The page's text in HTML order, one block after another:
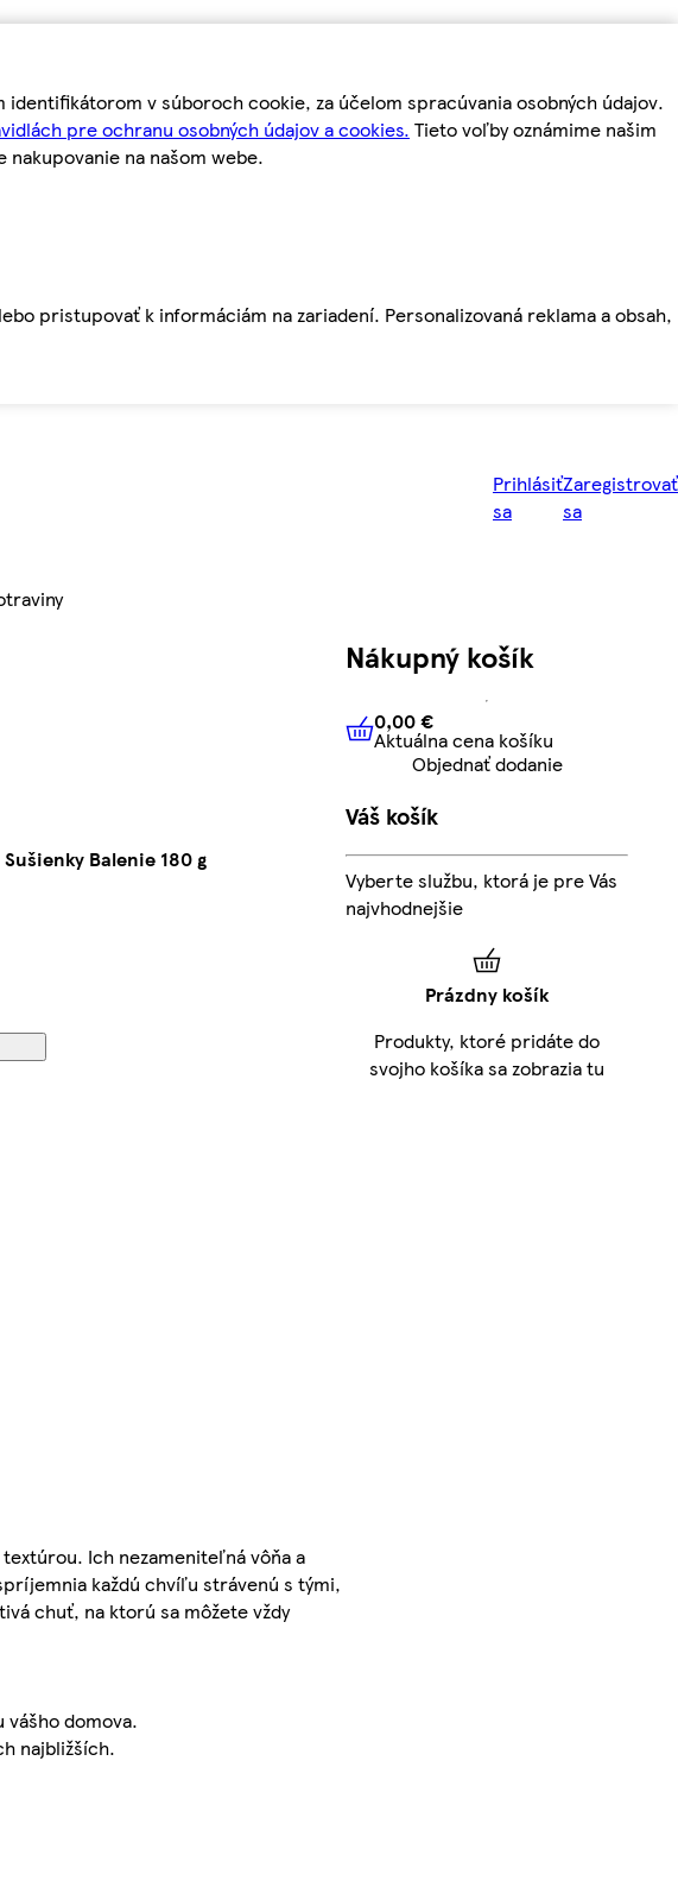
v súboroch cookie, za účelom spracúvania osobných údajov.
pre ochranu osobných údajov a cookies. Tieto voľby oznámime našim
na našom webe.
pristupovať k informáciám na zariadení. Personalizovaná reklama a obsah,
Prihlásiť
sa
Zaregistrovať
sa
Balenie 180 g
Ich nezameniteľná vôňa a
každú chvíľu strávenú s tými,
chuť, na ktorú sa môžete vždy
domova.
najbližších.
Nákupný košík
0,00 € Aktuálna cena košíku
0,00 €
Aktuálna cena košíku
Objednať dodanie
Váš košík
Vyberte službu, ktorá je pre Vás
najvhodnejšie
Prázdny košík
Produkty, ktoré pridáte do
svojho košíka sa zobrazia tu